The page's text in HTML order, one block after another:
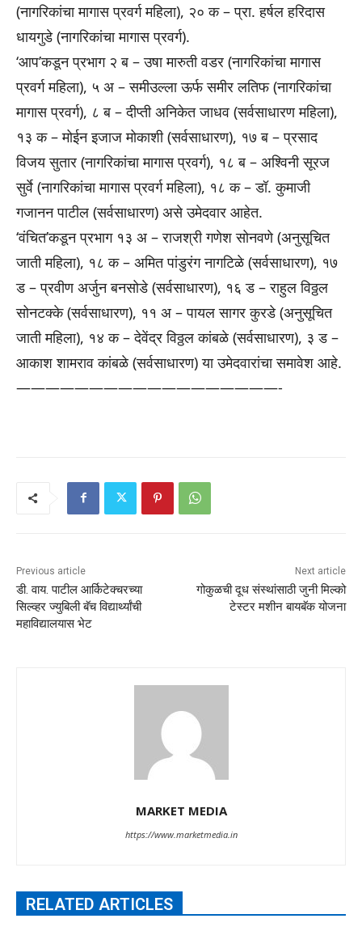
(नागरिकांचा मागास प्रवर्ग महिला), २० क – प्रा. हर्षल हरिदास
धायगुडे (नागरिकांचा मागास प्रवर्ग).
‘आप’कडून प्रभाग २ ब – उषा मारुती वडर (नागरिकांचा मागास
प्रवर्ग महिला), ५ अ – समीउल्ला ऊर्फ समीर लतिफ (नागरिकांचा
मागास प्रवर्ग), ८ ब – दीप्ती अनिकेत जाधव (सर्वसाधारण महिला),
१३ क – मोईन इजाज मोकाशी (सर्वसाधारण), १७ ब – प्रसाद
विजय सुतार (नागरिकांचा मागास प्रवर्ग), १८ ब – अश्विनी सूरज
सुर्वे (नागरिकांचा मागास प्रवर्ग महिला), १८ क – डॉ. कुमाजी
गजानन पाटील (सर्वसाधारण) असे उमेदवार आहेत.
‘वंचित’कडून प्रभाग १३ अ – राजश्री गणेश सोनवणे (अनुसूचित
जाती महिला), १८ क – अमित पांडुरंग नागटिळे (सर्वसाधारण), १७
ड – प्रवीण अर्जुन बनसोडे (सर्वसाधारण), १६ ड – राहुल विठ्ठल
सोनटक्के (सर्वसाधारण), ११ अ – पायल सागर कुरडे (अनुसूचित
जाती महिला), १४ क – देवेंद्र विठ्ठल कांबळे (सर्वसाधारण), ३ ड –
आकाश शामराव कांबळे (सर्वसाधारण) या उमेदवारांचा समावेश आहे.
——————————————————-
Previous article
डी. वाय. पाटील आर्किटेक्चरच्या
सिल्व्हर ज्युबिली बॅच विद्यार्थ्यांची
महाविद्यालयास भेट
Next article
गोकुळची दूध संस्थांसाठी जुनी मिल्को
टेस्टर मशीन बायबॅक योजना
MARKET MEDIA
https://www.marketmedia.in
RELATED ARTICLES